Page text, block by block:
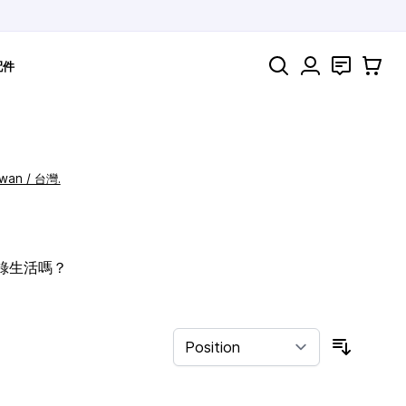
件 Search 聯絡 購物車
/ 台灣.
生活嗎？